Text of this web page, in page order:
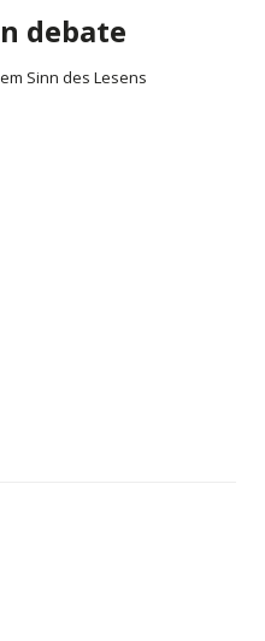
debate
Sinn des Lesens